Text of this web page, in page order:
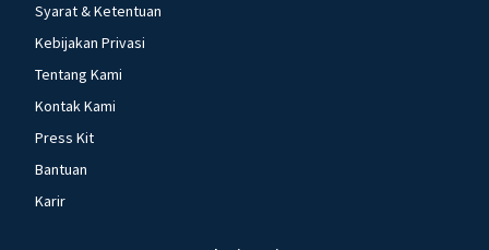
Syarat & Ketentuan
Kebijakan Privasi
Tentang Kami
Kontak Kami
Press Kit
Bantuan
Karir